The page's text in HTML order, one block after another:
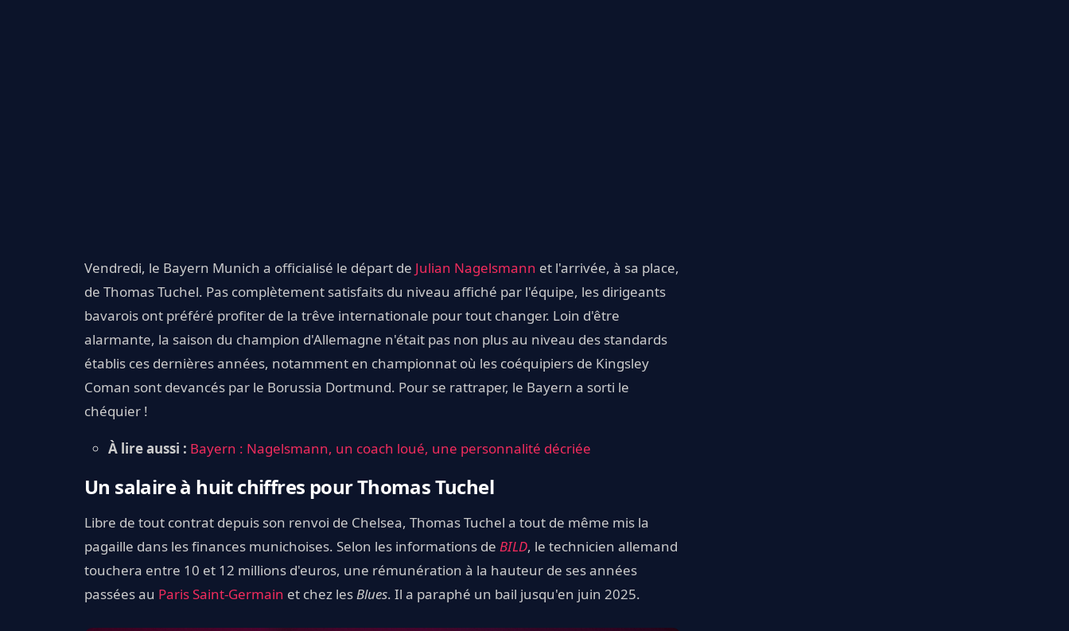
Vendredi, le Bayern Munich a officialisé le départ de Julian Nagelsmann et l'arrivée, à sa place,
de Thomas Tuchel. Pas complètement satisfaits du niveau affiché par l'équipe, les dirigeants
bavarois ont préféré profiter de la trêve internationale pour tout changer. Loin d'être
alarmante, la saison du champion d'Allemagne n'était pas non plus au niveau des standards
établis ces dernières années, notamment en championnat où les coéquipiers de Kingsley
Coman sont devancés par le Borussia Dortmund. Pour se rattraper, le Bayern a sorti le
chéquier !
À lire aussi : Bayern : Nagelsmann, un coach loué, une personnalité décriée
Un salaire à huit chiffres pour Thomas Tuchel
Libre de tout contrat depuis son renvoi de Chelsea, Thomas Tuchel a tout de même mis la
pagaille dans les finances munichoises. Selon les informations de BILD, le technicien allemand
touchera entre 10 et 12 millions d'euros, une rémunération à la hauteur de ses années
passées au Paris Saint-Germain et chez lesBlues. Il a paraphé un bail jusqu'en juin 2025.